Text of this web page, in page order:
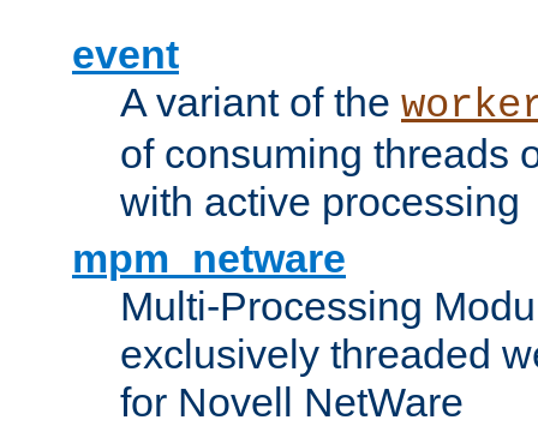
event
A variant of the
of consuming threads
with active processing
mpm_netware
Multi-Processing
exclusively threaded
for Novell NetWare